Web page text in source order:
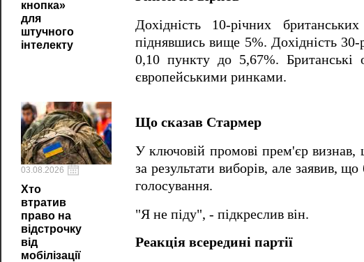
кнопка»
для
штучного
інтелекту
03.08.2026
Хто
втратив
право на
відстрочку
від
мобілізації
Дохідність 10-річних
піднявшись вище 5%. Дохідність 30-
0,10 пункту до 5,67%. Британські
європейськими ринками.
Що сказав Стармер
У ключовій промові прем'єр визнав,
за результати виборів, але заявив,
голосування.
"Я не піду", - підкреслив він.
Реакція всередині партії